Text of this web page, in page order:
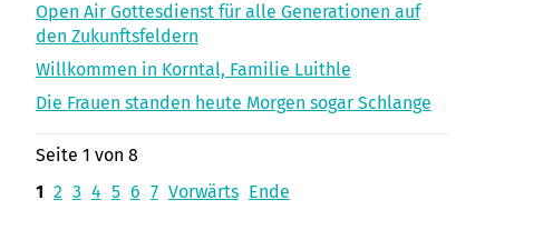
Open Air Gottesdienst für alle Generationen auf
den Zukunftsfeldern
Willkommen in Korntal, Familie Luithle
Die Frauen standen heute Morgen sogar Schlange
Seite 1 von 8
1 2 3 4 5 6 7 Vorwärts Ende